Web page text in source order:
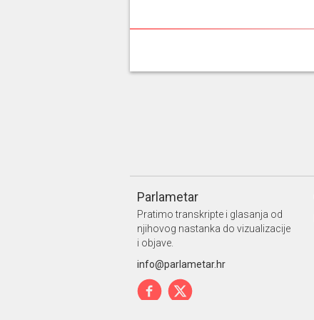
Parlametar
Pratimo transkripte i glasanja od
njihovog nastanka do vizualizacije
i objave.
info@parlametar.hr